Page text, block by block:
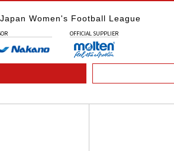
Japan Women's Football League
OFFICIAL SUPPLIER